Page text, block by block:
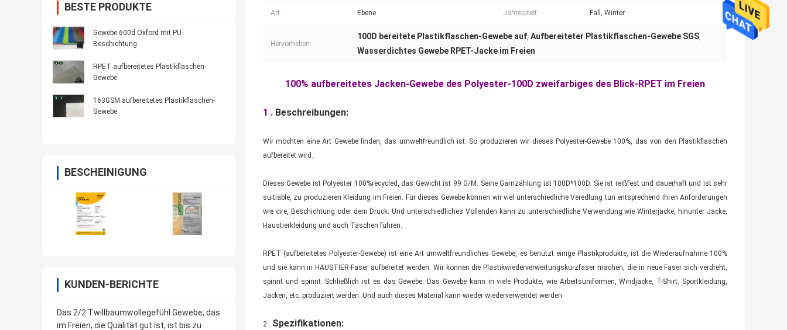
BESTE PRODUKTE
Gewebe 600d Oxford mit PU-
Beschichtung
RPET aufbereitetes Plastikflaschen-
Gewebe
163GSM aufbereitetes Plastikflaschen-
Gewebe
BESCHEINIGUNG
KUNDEN-BERICHTE
Das 2/2 Twillbaumwollegefühl Gewebe, das
im Freien, die Qualität gut ist, ist bis zu
Art: Ebene Jahreszeit: Fall, Winter
Hervorheben:
100D bereitete Plastikflaschen-Gewebe auf, Aufbereiteter Plastikflaschen-Gewebe SGS,
Wasserdichtes Gewebe RPET-Jacke im Freien
100% aufbereitetes Jacken-Gewebe des Polyester-100D zweifarbiges des Blick-RPET im Freien
1 . Beschreibungen:
Wir möchten eine Art Gewebe finden, das umweltfreundlich ist. So produzieren wir dieses Polyester-Gewebe 100%, das von den Plastikflaschen
aufbereitet wird.
Dieses Gewebe ist Polyester 100%recycled, das Gewicht ist 99 G/M. Seine Garnzählung ist 100D*100D. Sie ist reißfest und dauerhaft und ist sehr
suitiable, zu produzieren Kleidung im Freien. Für dieses Gewebe können wir viel unterschiedliche Veredlung tun entsprechend Ihren Anforderungen
wie cire, Beschichtung oder dem Druck. Und unterschiedliches Vollenden kann zu unterschiedliche Verwendung wie Winterjacke, hinunter Jacke,
Haustierkleidung und auch Taschen führen.
RPET (aufbereitetes Polyester-Gewebe) ist eine Art umweltfreundliches Gewebe, es benutzt einige Plastikprodukte, ist die Wiederaufnahme 100%
und sie kann in HAUSTIER-Faser aufbereitet werden. Wir können die Plastikwiederverwertungskurzfaser machen, die in neue Faser sich verdreht,
spinnt und spinnt. Schließlich ist es das Gewebe. Das Gewebe kann in viele Produkte, wie Arbeitsuniformen, Windjacke, T-Shirt, Sportkleidung,
Jacken, etc. produziert werden. Und auch dieses Material kann wieder wiederverwendet werden.
2 . Spezifikationen: